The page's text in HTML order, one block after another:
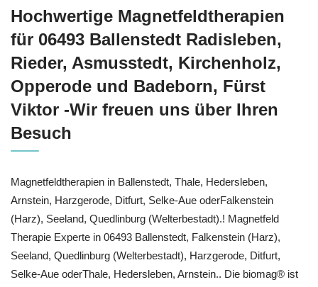
Hochwertige Magnetfeldtherapien
für 06493 Ballenstedt Radisleben,
Rieder, Asmusstedt, Kirchenholz,
Opperode und Badeborn, Fürst
Viktor -Wir freuen uns über Ihren
Besuch
Magnetfeldtherapien in Ballenstedt, Thale, Hedersleben,
Arnstein, Harzgerode, Ditfurt, Selke-Aue oderFalkenstein
(Harz), Seeland, Quedlinburg (Welterbestadt).! Magnetfeld
Therapie Experte in 06493 Ballenstedt, Falkenstein (Harz),
Seeland, Quedlinburg (Welterbestadt), Harzgerode, Ditfurt,
Selke-Aue oderThale, Hedersleben, Arnstein.. Die biomag® ist